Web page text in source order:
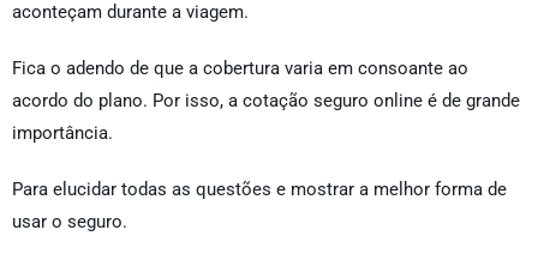
aconteçam durante a viagem.
Fica o adendo de que a cobertura varia em consoante ao
acordo do plano. Por isso, a cotação seguro online é de grande
importância.
Para elucidar todas as questões e mostrar a melhor forma de
usar o seguro.